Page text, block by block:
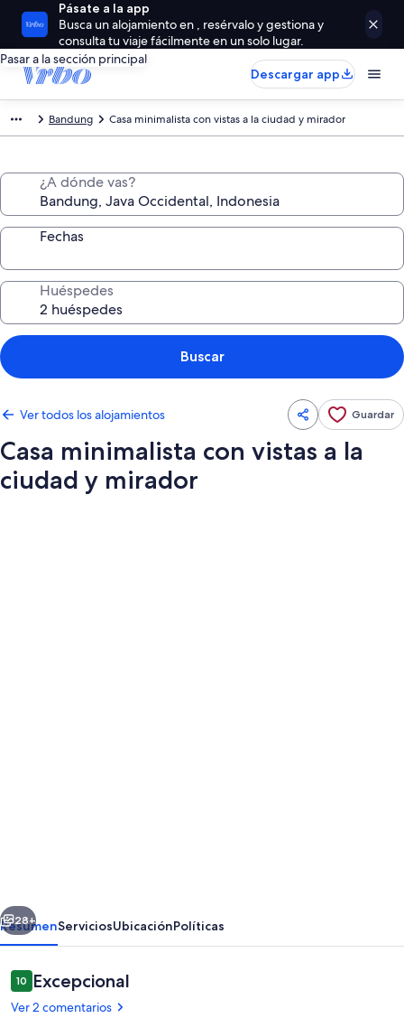
Pásate a la app
Busca un alojamiento en , resérvalo y gestiona y
consulta tu viaje fácilmente en un solo lugar.
Pasar a la sección principal
Descargar app
Bandung Casa minimalista con vistas a la ciudad y mirador
¿A dónde vas?
Fechas
Huéspedes
Buscar
Ver todos los alojamientos Guardar
Casa minimalista con vistas a la
ciudad y mirador
a
la
ciudad
y
Siguiente
28+
ResumenServiciosUbicaciónPolíticas
Comentarios
1010 de 10
Excepcional
Ver 2 comentarios